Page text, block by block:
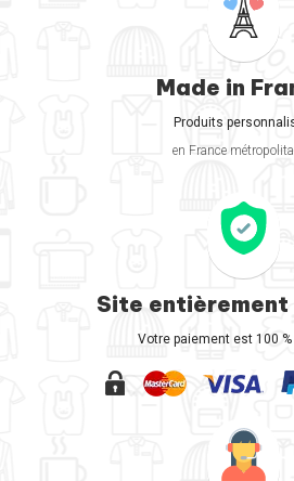
Made in
Produits
en France
Site entièrement
Votre paiement est 100